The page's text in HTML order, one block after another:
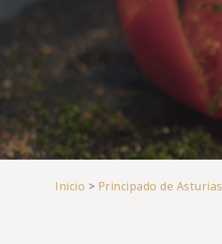
Inicio > Principado de Asturias